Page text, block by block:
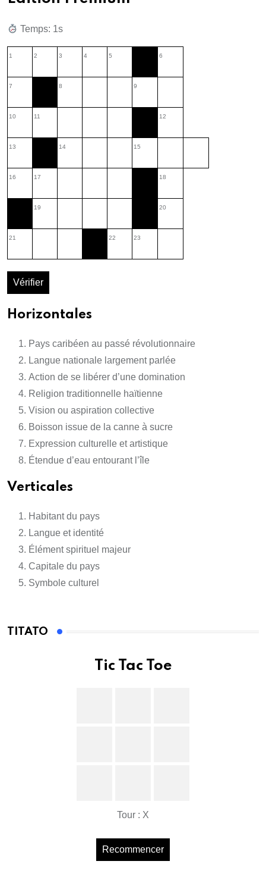
Temps: 2s
1 2 3 4 5 6
7 8 9
10 11 12
13 14 15
16 17 18
19 20
21 22 23
Vérifier
Horizontales
Pays caribéen au passé révolutionnaire
Langue nationale largement parlée
Action de se libérer d’une domination
Religion traditionnelle haïtienne
Vision ou aspiration collective
Boisson issue de la canne à sucre
Expression culturelle et artistique
Étendue d’eau entourant l’île
Verticales
Habitant du pays
Langue et identité
Élément spirituel majeur
Capitale du pays
Symbole culturel
TITATO
Tic Tac Toe
Tour : X
Recommencer